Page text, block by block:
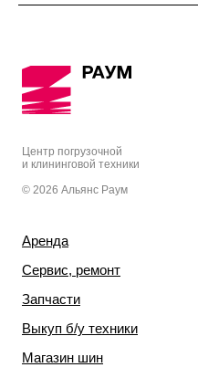
Центр погрузочной
и клининговой техники
© 2026 Альянс Раум
Аренда
Сервис, ремонт
Запчасти
Выкуп б/у техники
Магазин шин